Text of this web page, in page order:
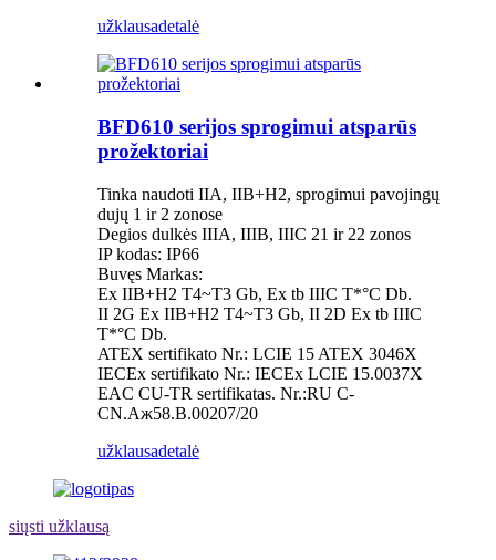
užklausadetalė
BFD610 serijos sprogimui atsparūs
prožektoriai
Tinka naudoti IIA, IIB+H2, sprogimui pavojingų
dujų 1 ir 2 zonose
Degios dulkės IIIA, IIIB, IIIC 21 ir 22 zonos
IP kodas: IP66
Buvęs Markas:
Ex IIB+H2 T4~T3 Gb, Ex tb IIIC T*°C Db.
II 2G Ex IIB+H2 T4~T3 Gb, II 2D Ex tb IIIC
T*°C Db.
ATEX sertifikato Nr.: LCIE 15 ATEX 3046X
IECEx sertifikato Nr.: IECEx LCIE 15.0037X
EAC CU-TR sertifikatas. Nr.:RU C-
CN.Aж58.B.00207/20
užklausadetalė
siųsti užklausą